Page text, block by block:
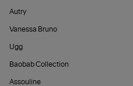
Autry
Vanessa Bruno
Ugg
Baobab Collection
Assouline